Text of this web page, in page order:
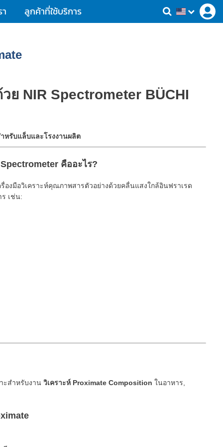
ลูกค้าที่ใช้บริการ
ย NIR Spectrometer BÜCHI
หรับแล็บและโรงงานผลิต
คืออะไร?
องมือวิเคราะห์คุณภาพสารตัวอย่างด้วยคลื่นแสงใกล้อินฟราเรด
เช่น:
าะสำหรับงานวิเคราะห์ Proximate Composition ในอาหาร,